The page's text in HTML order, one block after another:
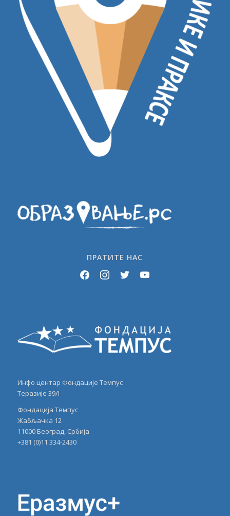
ПРАТИТЕ НАС
facebookinstagramtwitteryoutube
Инфо центар Фондације Темпус
Теразије 39/I
Фондација Темпус
Жабљачка 12
11000 Београд, Србија
+381 (0)11 334-2430